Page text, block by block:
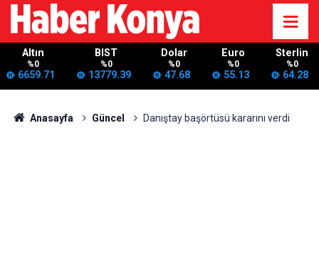
Altın
%0
6659.71
BIST
%0
13779.39
Dolar
%0
47.68
Euro
%0
55.13
Sterlin
%0
64.28
Anasayfa Güncel Danıştay başörtüsü kararını verdi